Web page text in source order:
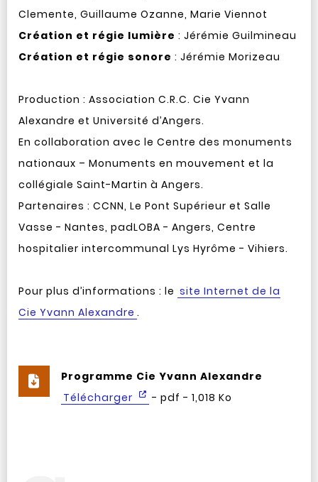
Clemente, Guillaume Ozanne, Marie Viennot
Création et régie lumière : Jérémie Guilmineau
Création et régie sonore : Jérémie Morizeau
Production : Association C.R.C. Cie Yvann
Alexandre et Université d’Angers.
En collaboration avec le Centre des monuments
nationaux – Monuments en mouvement et la
collégiale Saint-Martin à Angers.
Partenaires : CCNN, Le Pont Supérieur et Salle
Vasse - Nantes, padLOBA - Angers, Centre
hospitalier intercommunal Lys Hyrôme - Vihiers.
Pour plus d’informations : le site Internet de la
Cie Yvann Alexandre .
Programme Cie Yvann Alexandre
Télécharger
- pdf - 1,018 Ko